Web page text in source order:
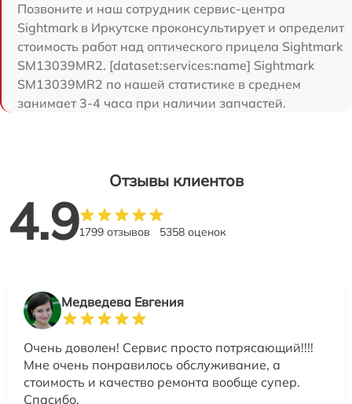
Позвоните и наш сотрудник сервис-центра
Sightmark в Иркутске проконсультирует и определит
стоимость работ над оптического прицела Sightmark
SM13039MR2. [dataset:services:name] Sightmark
SM13039MR2 по нашей статистике в среднем
занимает 3-4 часа при наличии запчастей.
Отзывы клиентов
4.91799 отзывов 5358 оценок
Медведева Евгения
Очень доволен! Сервис просто потрясающий!!!!
Мне очень понравилось обслуживание, а
стоимость и качество ремонта вообще супер.
Спасибо.